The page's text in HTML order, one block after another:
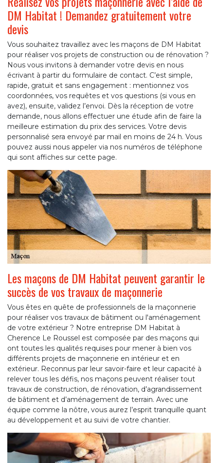
DM Habitat ! Demandez gratuitement votre
devis
Vous souhaitez travaillez avec les maçons de DM Habitat
pour réaliser vos projets de construction ou de rénovation ?
Nous vous invitons à demander votre devis en nous
écrivant à partir du formulaire de contact. C’est simple,
rapide, gratuit et sans engagement : mentionnez vos
coordonnées, vos requêtes et vos questions (si vous en
avez), ensuite, validez l’envoi. Dès la réception de votre
demande, nous allons effectuer une étude afin de faire la
meilleure estimation du prix des services. Votre devis
personnalisé sera envoyé par mail en moins de 24 h. Vous
pouvez aussi nous appeler via nos numéros de téléphone
qui sont affiches sur cette page.
Les maçons de DM Habitat peuvent garantir le
succès de vos travaux de maçonnerie
Vous êtes en quête de professionnels de la maçonnerie
pour réaliser vos travaux de bâtiment ou l'aménagement
de votre extérieur ? Notre entreprise DM Habitat à
Cherence Le Roussel est composée par des maçons qui
ont toutes les qualités requises pour mener à bien vos
différents projets de maçonnerie en intérieur et en
extérieur. Reconnus par leur savoir-faire et leur capacité à
relever tous les défis, nos maçons peuvent réaliser tout
travaux de construction, de rénovation, d’agrandissement
de bâtiment et d’aménagement de terrain. Avec une
équipe comme la nôtre, vous aurez l’esprit tranquille quant
au développement et au suivi de votre chantier.